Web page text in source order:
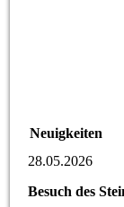
Neuigkeiten
28.05.2026
Besuch des